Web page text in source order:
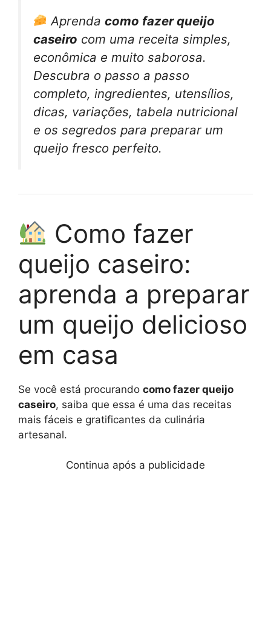
Aprendacomo fazer queijo
caseiro com uma receita simples,
econômica e muito saborosa.
Descubra o passo a passo
completo, ingredientes, utensílios,
dicas, variações, tabela nutricional
e os segredos para preparar um
queijo fresco perfeito.
Como fazer
queijo caseiro:
aprenda a preparar
um queijo delicioso
em casa
Se você está procurando como fazer queijo
caseiro, saiba que essa é uma das receitas
mais fáceis e gratificantes da culinária
artesanal.
Continua após a publicidade